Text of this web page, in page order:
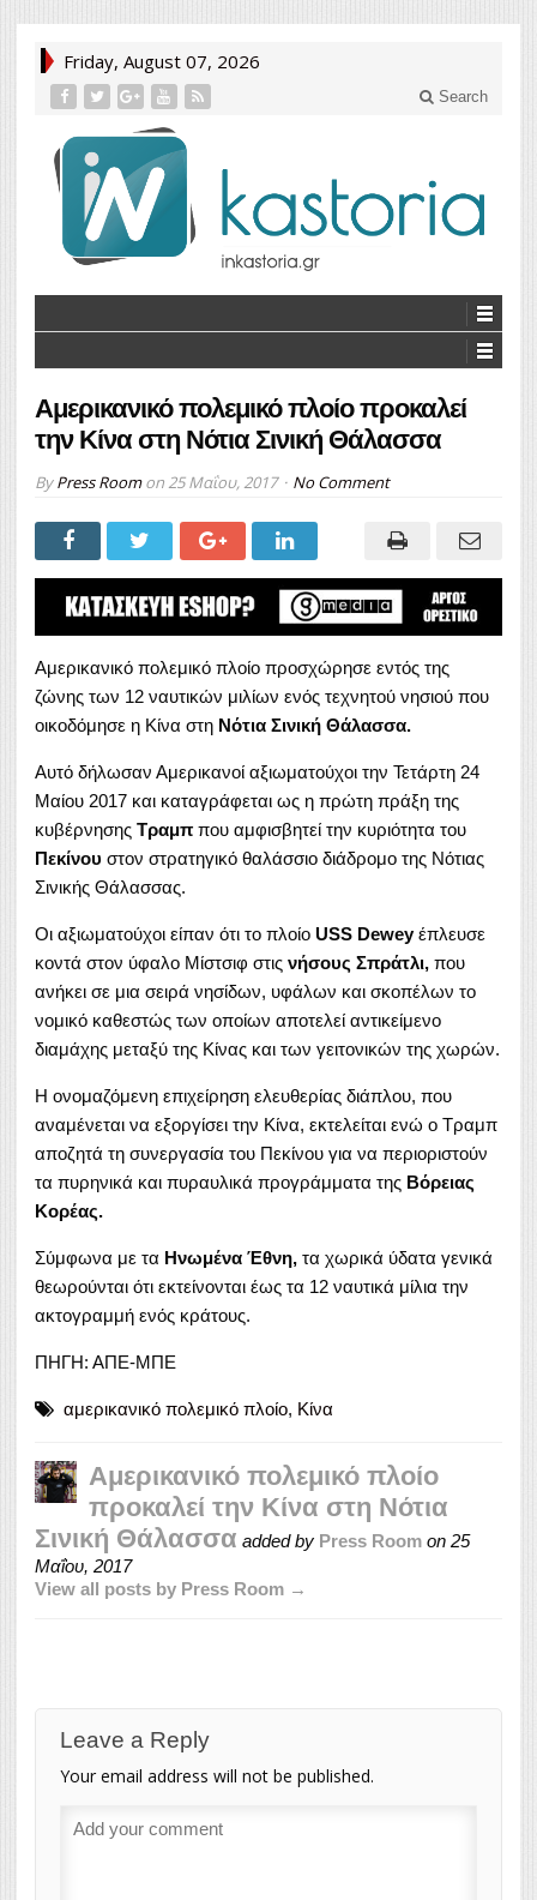
Friday, August 07, 2026
Search
Αμερικανικό πολεμικό πλοίο προκαλεί
την Κίνα στη Νότια Σινική Θάλασσα
ByPress Roomon 25 Μαΐου, 2017 No Comment
Αμερικανικό πολεμικό πλοίο προσχώρησε εντός της
ζώνης των 12 ναυτικών μιλίων ενός τεχνητού νησιού που
οικοδόμησε η Κίνα στη Νότια Σινική Θάλασσα.
Αυτό δήλωσαν Αμερικανοί αξιωματούχοι την Τετάρτη 24
Μαίου 2017 και καταγράφεται ως η πρώτη πράξη της
κυβέρνησης Τραμπ που αμφισβητεί την κυριότητα του
Πεκίνου στον στρατηγικό θαλάσσιο διάδρομο της Νότιας
Σινικής Θάλασσας.
Οι αξιωματούχοι είπαν ότι το πλοίο USS Deweyέπλευσε
κοντά στον ύφαλο Μίστσιφ στις νήσους Σπράτλι, που
ανήκει σε μια σειρά νησίδων, υφάλων και σκοπέλων το
νομικό καθεστώς των οποίων αποτελεί αντικείμενο
διαμάχης μεταξύ της Κίνας και των γειτονικών της χωρών.
Η ονομαζόμενη επιχείρηση ελευθερίας διάπλου, που
αναμένεται να εξοργίσει την Κίνα, εκτελείται ενώ ο Τραμπ
αποζητά τη συνεργασία του Πεκίνου για να περιοριστούν
τα πυρηνικά και πυραυλικά προγράμματα της Βόρειας
Κορέας.
Σύμφωνα με τα Ηνωμένα Έθνη, τα χωρικά ύδατα γενικά
θεωρούνται ότι εκτείνονται έως τα 12 ναυτικά μίλια την
ακτογραμμή ενός κράτους.
ΠΗΓΗ: ΑΠΕ-ΜΠΕ
αμερικανικό πολεμικό πλοίο, Κίνα
Αμερικανικό πολεμικό πλοίο
προκαλεί την Κίνα στη Νότια
Σινική Θάλασσα added by Press Room on 25
Μαΐου, 2017
View all posts by Press Room →
Leave a Reply
Your email address will not be published.